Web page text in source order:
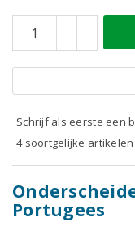
Schrijf als eerste een
4 soortgelijke
Portugees